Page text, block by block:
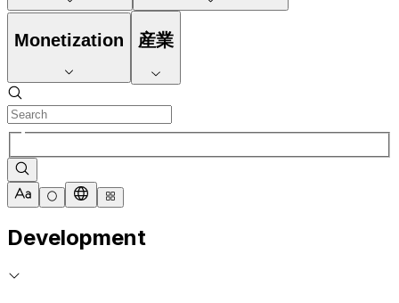
Monetization 産業
Development